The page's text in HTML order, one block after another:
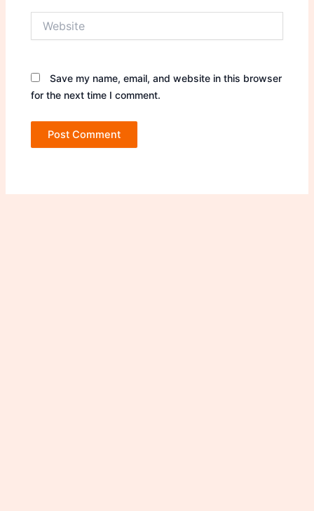
Save my name, email, and website in this browser
for the next time I comment.